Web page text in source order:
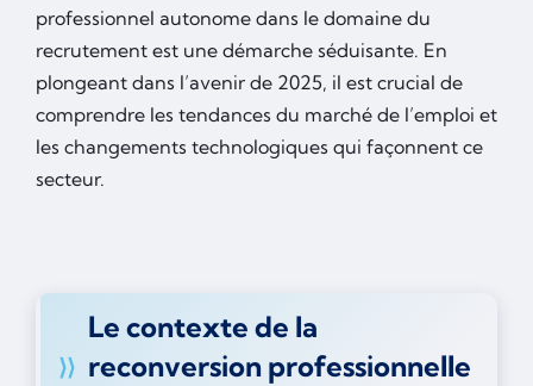
professionnel autonome dans le domaine du
recrutement est une démarche séduisante. En
plongeant dans l’avenir de 2025, il est crucial de
comprendre les tendances du marché de l’emploi et
les changements technologiques qui façonnent ce
secteur.
Le contexte de la
reconversion professionnelle